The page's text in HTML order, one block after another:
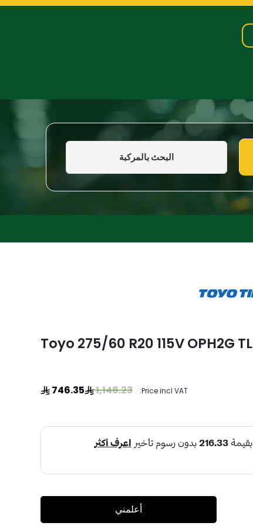
البحث بالمركبة
Toyo 275/60 R20 115V OPH2G TL
Price incl VAT:
1,148.23
746.35
أعلمني